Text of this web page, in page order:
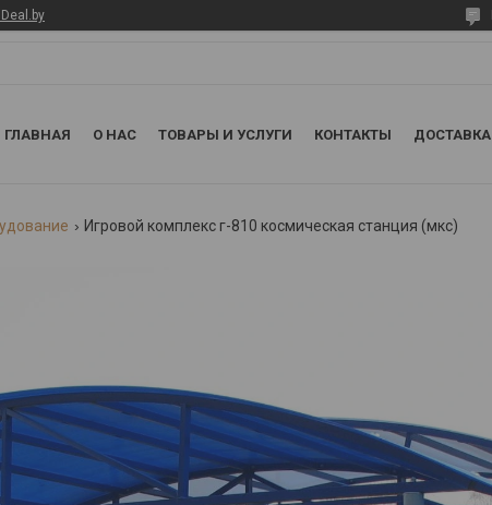
ГЛАВНАЯ О НАС ТОВАРЫ И УСЛУГИ КОНТАКТЫ ДОСТАВКА
Игровой комплекс г-810 космическая станция (мкс)